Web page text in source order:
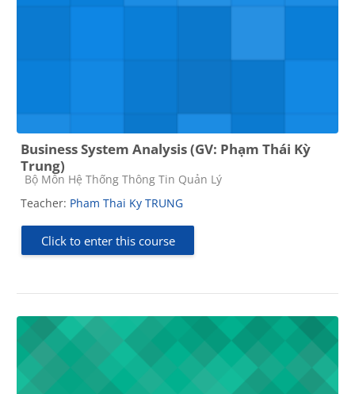
Business System Analysis (GV: Phạm Thái Kỳ
Trung)
Course category
Bộ Môn Hệ Thống Thông Tin Quản Lý
Teacher: Pham Thai Ky TRUNG
Click to enter this course